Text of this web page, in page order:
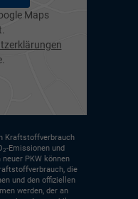
Maps
Kraftstoffverbrauch
2-Emissionen und
PKW können
die
und den offiziellen
werden, der an